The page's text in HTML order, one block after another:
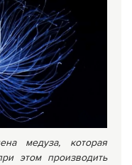
медуза, которая
этом производить